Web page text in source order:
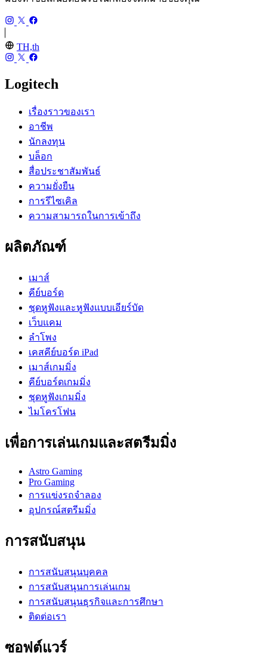
TH,th
Logitech
เรื่องราวของเรา
อาชีพ
นักลงทุน
บล็อก
สื่อประชาสัมพันธ์
ความยั่งยืน
การรีไซเคิล
ความสามารถในการเข้าถึง
ผลิตภัณฑ์
เมาส์
คีย์บอร์ด
ชุดหูฟังและหูฟังแบบเอียร์บัด
เว็บแคม
ลำโพง
เคสคีย์บอร์ด iPad
เมาส์เกมมิ่ง
คีย์บอร์ดเกมมิ่ง
ชุดหูฟังเกมมิ่ง
ไมโครโฟน
เพื่อการเล่นเกมและสตรีมมิ่ง
Astro Gaming
Pro Gaming
การแข่งรถจำลอง
อุปกรณ์สตรีมมิ่ง
การสนับสนุน
การสนับสนุนบุคคล
การสนับสนุนการเล่นเกม
การสนับสนุนธุรกิจและการศึกษา
ติดต่อเรา
ซอฟต์แวร์